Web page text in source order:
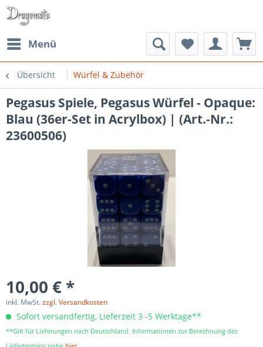
Menü
Übersicht Würfel & Zubehör
Pegasus Spiele, Pegasus Würfel - Opaque:
Blau (36er-Set in Acrylbox) | (Art.-Nr.:
23600506)
10,00 € *
inkl. MwSt.zzgl. Versandkosten
Sofort versandfertig, Lieferzeit 3 -5 Werktage**
**Gilt für Lieferungen nach Deutschland. Informationen zur Berechnung des